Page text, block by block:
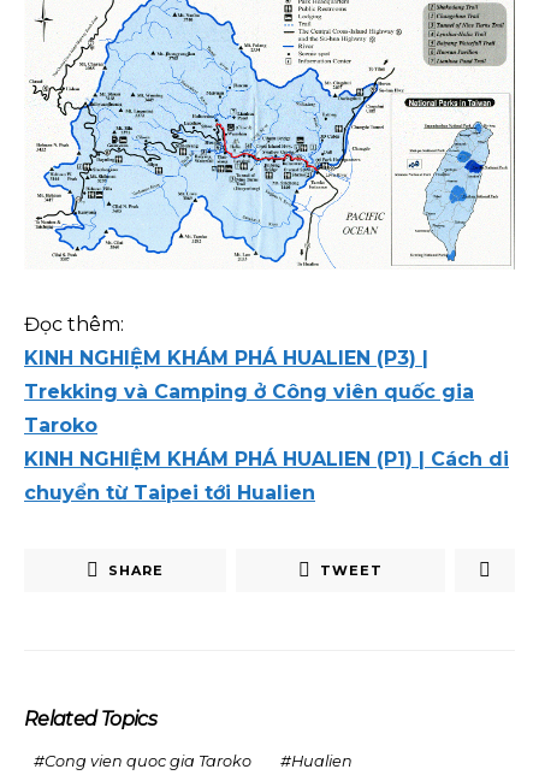
Đọc thêm:
KINH NGHIỆM KHÁM PHÁ HUALIEN (P3) |
Trekking và Camping ở Công viên quốc gia
Taroko
KINH NGHIỆM KHÁM PHÁ HUALIEN (P1) | Cách di
chuyển từ Taipei tới Hualien
SHARE TWEET
Related Topics
Cong vien quoc gia Taroko
Hualien